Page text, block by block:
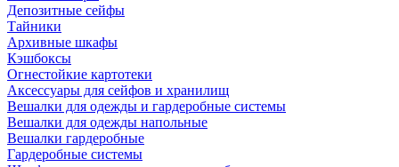
Депозитные сейфы
Тайники
Архивные шкафы
Кэшбоксы
Огнестойкие картотеки
Аксессуары для сейфов и хранилищ
Вешалки для одежды и гардеробные системы
Вешалки для одежды напольные
Вешалки гардеробные
Гардеробные системы